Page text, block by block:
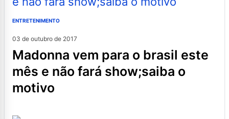
ENTRETENIMENTO
03 de outubro de 2017
madonna vem para o brasil este
mês e não fará show;saiba o
motivo